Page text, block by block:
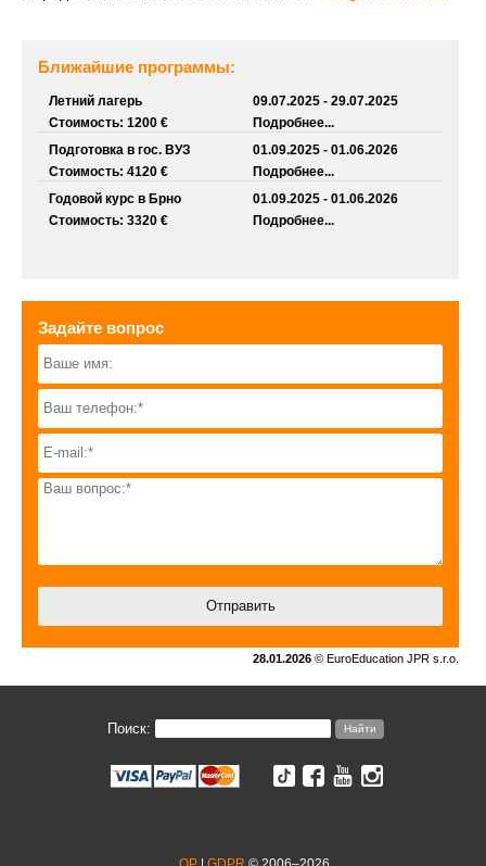
Ближайшие программы:
Летний лагерь
Стоимость: 1200 €
09.07.2025 - 29.07.2025
Подробнее...
Подготовка в гос. ВУЗ
Стоимость: 4120 €
01.09.2025 - 01.06.2026
Подробнее...
Годовой курс в Брно
Стоимость: 3320 €
01.09.2025 - 01.06.2026
Подробнее...
Задайте вопрос
28.01.2026 © EuroEducation JPR s.r.o.
Поиск: